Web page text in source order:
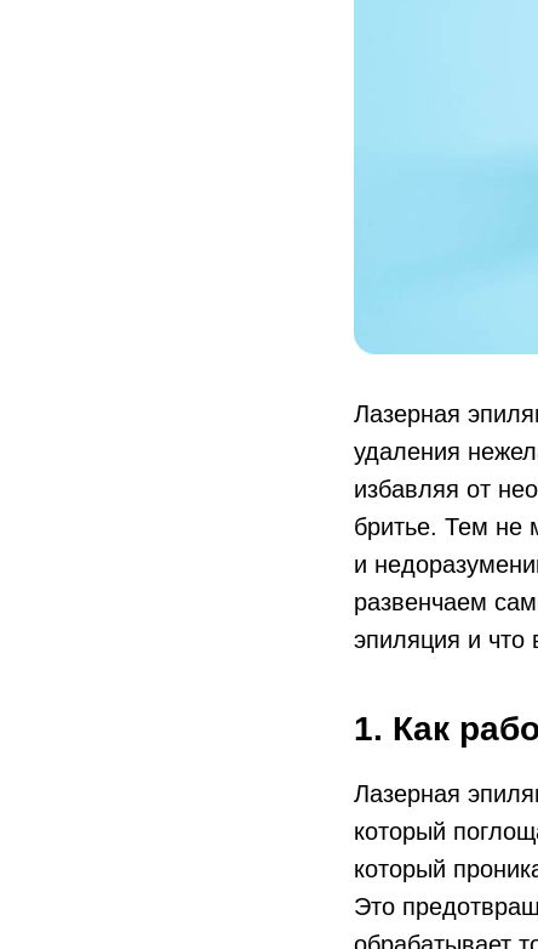
Лазерная
удаления
избавляя от
бритье. Тем не
и
развенчаем
эпиляция и что
1. Как
Лазерная
который
который
Это